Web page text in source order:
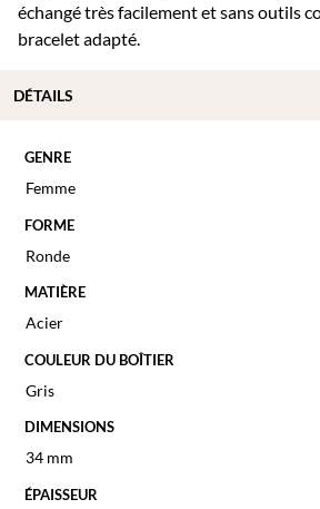
échangé très facilement et sans outils
bracelet adapté.
GENRE
Femme
FORME
Ronde
MATIÈRE
Acier
COULEUR DU BOÎTIER
Gris
DIMENSIONS
34 mm
ÉPAISSEUR
DÉTAILS